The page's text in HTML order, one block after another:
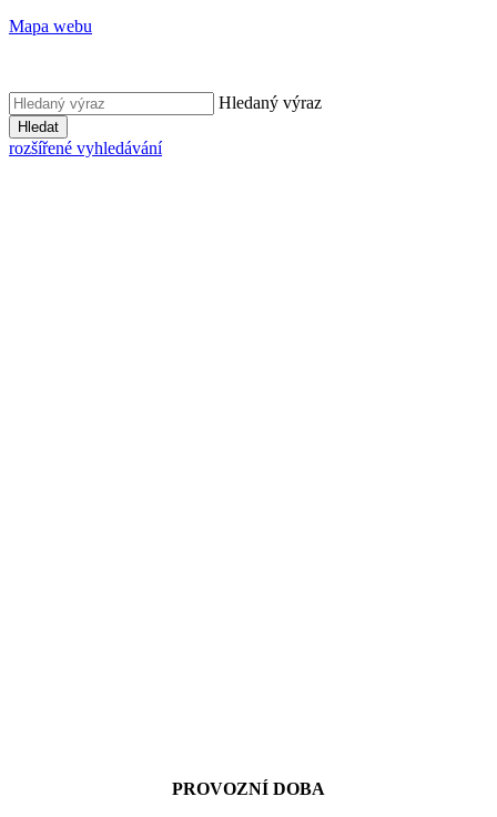
Mapa webu
Hledaný výraz
Hledat
rozšířené vyhledávání
PROVOZNÍ DOBA